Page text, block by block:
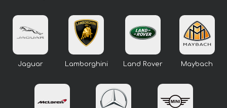
Jaguar Lamborghini Land Rover Maybach